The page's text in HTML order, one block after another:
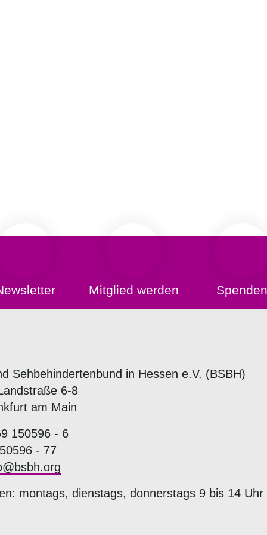
Mitglied werden Spenden
Sehbehindertenbund in Hessen e.V. (BSBH)
6-8
am Main
150596 - 6
- 77
montags, dienstags, donnerstags 9 bis 14 Uhr